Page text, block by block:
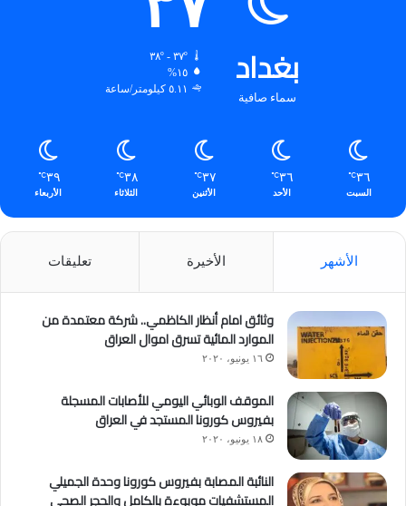
بغداد
سماء صافية
٣٧º - ٣٨º
١٥%
٥.١١ كيلومتر/ساعة
٣٦℃
السبت
٣٦℃
الأحد
٣٧℃
الأثنين
٣٨℃
الثلاثاء
٣٩℃
الأربعاء
الأشهر الأخيرة تعليقات
وثائق امام أنظار الكاظمي.. شركة معتمدة من
الموارد المائية تسرق اموال العراق
١٦ يونيو، ٢٠٢٠
الموقف الوبائي اليومي للأصابات المسجلة
بفيروس كورونا المستجد في العراق
١٨ يونيو، ٢٠٢٠
النائبة المصابة بفيروس كورونا وحدة الجميلي
المستشفيات موبوءة بالكامل والحجر الصحي